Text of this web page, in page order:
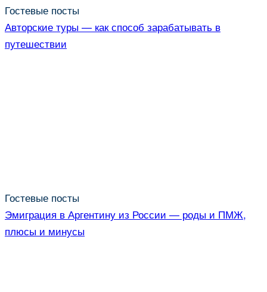
Гостевые посты
Авторские туры — как способ зарабатывать в
путешествии
Гостевые посты
Эмиграция в Аргентину из России — роды и ПМЖ,
плюсы и минусы